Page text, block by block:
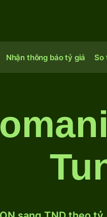
Nhận thông báo tỷ giá So